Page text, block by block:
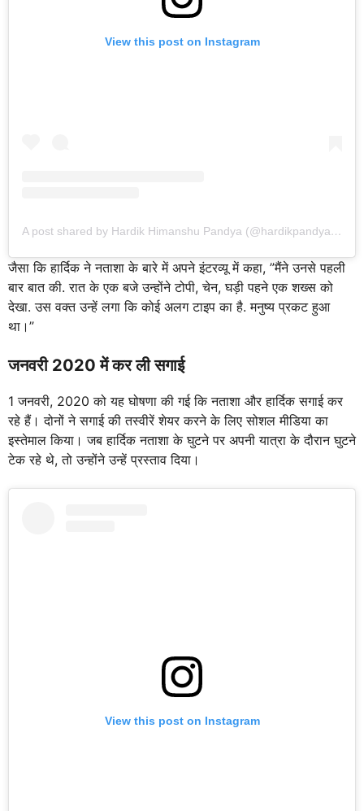
View this post on Instagram
A post shared by Hardik Himanshu Pandya (@hardikpandya93)
जैसा कि हार्दिक ने नताशा के बारे में अपने इंटरव्यू में कहा, ”मैंने उनसे पहली
बार बात की. रात के एक बजे उन्होंने टोपी, चेन, घड़ी पहने एक शख्स को
देखा. उस वक्त उन्हें लगा कि कोई अलग टाइप का है. मनुष्य प्रकट हुआ
था।”
जनवरी 2020मेंकर ली सगाई
1 जनवरी, 2020 को यह घोषणा की गई कि नताशा और हार्दिक सगाई कर
रहे हैं। दोनों ने सगाई की तस्वीरें शेयर करने के लिए सोशल मीडिया का
इस्तेमाल किया। जब हार्दिक नताशा के घुटने पर अपनी यात्रा के दौरान घुटने
टेक रहे थे, तो उन्होंने उन्हें प्रस्ताव दिया।
View this post on Instagram